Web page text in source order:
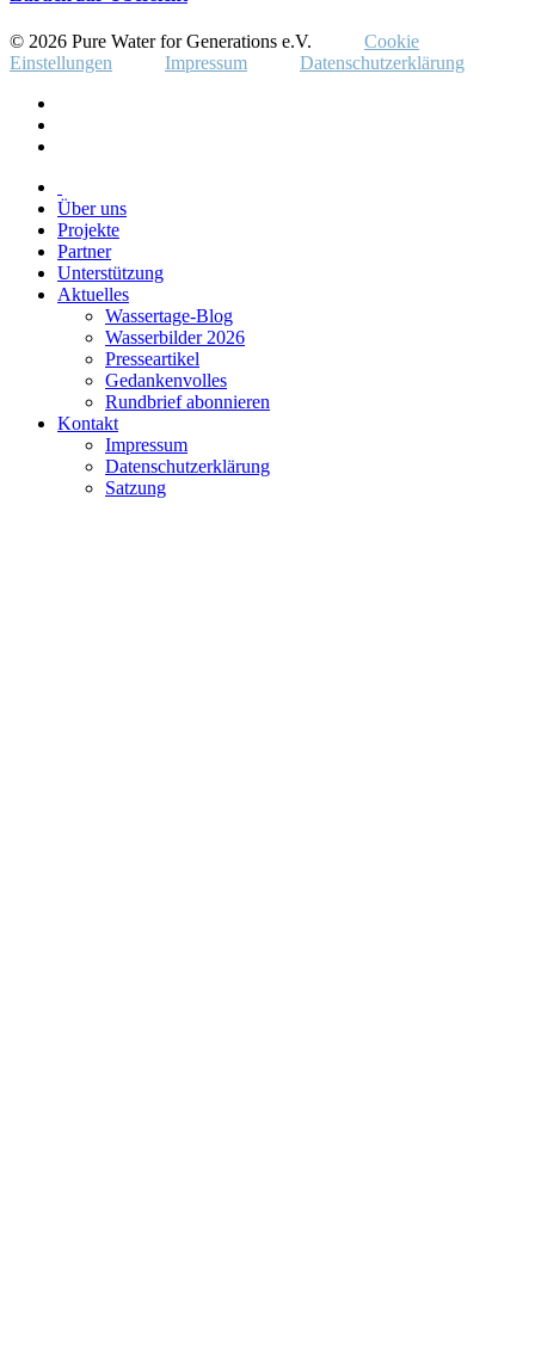
© 2026 Pure Water for Generations e.V.
Cookie
Einstellungen
Impressum Datenschutzerklärung
Über uns
Projekte
Partner
Unterstützung
Aktuelles
Wassertage-Blog
Wasserbilder 2026
Presseartikel
Gedankenvolles
Rundbrief abonnieren
Kontakt
Impressum
Datenschutzerklärung
Satzung